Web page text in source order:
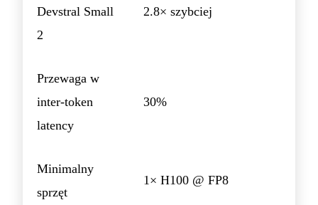
Devstral Small
2
2.8× szybciej
Przewaga w
inter-token
latency
30%
Minimalny
sprzęt
1× H100 @ FP8